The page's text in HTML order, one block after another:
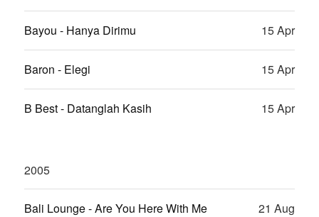
Bayou - Hanya Dirimu 15 Apr
Baron - Elegi 15 Apr
B Best - Datanglah Kasih 15 Apr
2005
Bali Lounge - Are You Here With Me 21 Aug